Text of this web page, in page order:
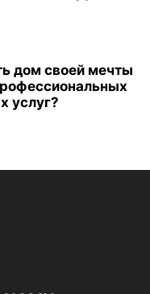
дом своей мечты
услуг?